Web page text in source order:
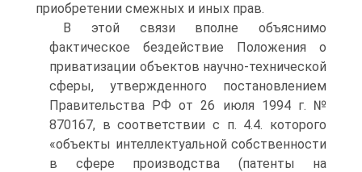
приобретении смежных и иных прав.
В этой связи вполне объяснимо
фактическое бездействие Положения о
приватизации объектов научно-технической
сферы, утвержденного постановлением
Правительства РФ от 26 июля 1994 г. №
870167, в соответствии с п. 4.4. которого
«объекты интеллектуальной собственности
в сфере производства (патенты на